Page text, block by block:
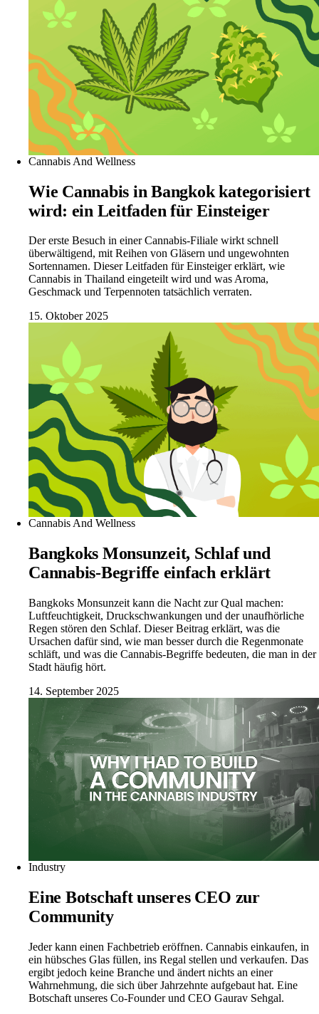
Cannabis And Wellness
Wie Cannabis in Bangkok kategorisiert
wird: ein Leitfaden für Einsteiger
Der erste Besuch in einer Cannabis-Filiale wirkt schnell
überwältigend, mit Reihen von Gläsern und ungewohnten
Sortennamen. Dieser Leitfaden für Einsteiger erklärt, wie
Cannabis in Thailand eingeteilt wird und was Aroma,
Geschmack und Terpennoten tatsächlich verraten.
15. Oktober 2025
Cannabis And Wellness
Bangkoks Monsunzeit, Schlaf und
Cannabis-Begriffe einfach erklärt
Bangkoks Monsunzeit kann die Nacht zur Qual machen:
Luftfeuchtigkeit, Druckschwankungen und der unaufhörliche
Regen stören den Schlaf. Dieser Beitrag erklärt, was die
Ursachen dafür sind, wie man besser durch die Regenmonate
schläft, und was die Cannabis-Begriffe bedeuten, die man in der
Stadt häufig hört.
14. September 2025
Industry
Eine Botschaft unseres CEO zur
Community
Jeder kann einen Fachbetrieb eröffnen. Cannabis einkaufen, in
ein hübsches Glas füllen, ins Regal stellen und verkaufen. Das
ergibt jedoch keine Branche und ändert nichts an einer
Wahrnehmung, die sich über Jahrzehnte aufgebaut hat. Eine
Botschaft unseres Co-Founder und CEO Gaurav Sehgal.